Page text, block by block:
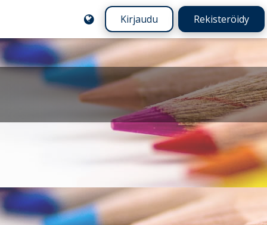
Kirjaudu Rekisteröidy